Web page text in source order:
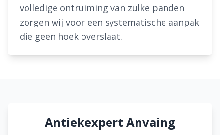
volledige ontruiming van zulke panden
zorgen wij voor een systematische aanpak
die geen hoek overslaat.
Antiekexpert Anvaing